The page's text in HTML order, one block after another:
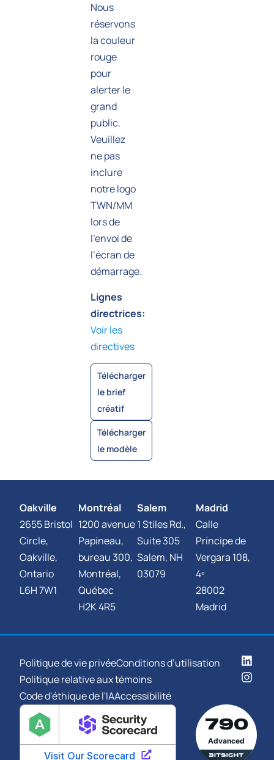
Nous
réservons
la couleur
rouge
pour
alerter le
grand
public.
Veuillez
ne pas
inclure
notre logo
TWN/MM
lors de
l’envoi de
l’écran de
démarrage.
Lignes
directrices:
Voir les
directives
Télécharger
le brief
créatif
Télécharger
le modèle
Oakville
2655 Bristol
Circle,
Oakville,
Ontario
L6H 7W1
Montréal
1200 avenue
Papineau,
bureau 300,
Montréal,
Québec
H2K 4R5
Salem
1 Stiles Rd.,
Suite 305
Salem, NH
03079
Madrid
Calle
Príncipe de
Vergara 108,
4º
28002
Madrid
Politique de vie privéeConditions d’utilisation
Politique relative aux témoins
Code d'éthique de l'IAAccessibilité
790
Advanced